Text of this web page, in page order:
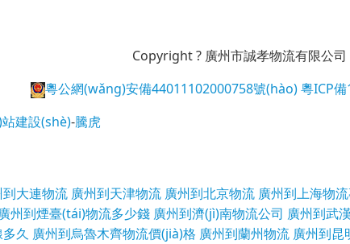
Copyright ? 廣州市誠孝物流有限公司
粵公網(wǎng)安備44011102000758號(hào) 粵ICP
建設(shè)-騰虎
到大連物流 廣州到天津物流 廣州到北京物流 廣州到上海物
廣州到煙臺(tái)物流多少錢 廣州到濟(jì)南物流公司 廣州到武
久 廣州到烏魯木齊物流價(jià)格 廣州到蘭州物流 廣州到昆